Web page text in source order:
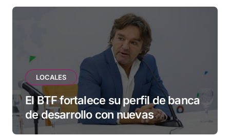
LOCALES
El BTF fortalece su perfil de banca
de desarrollo con nuevas
herramientas para familias y